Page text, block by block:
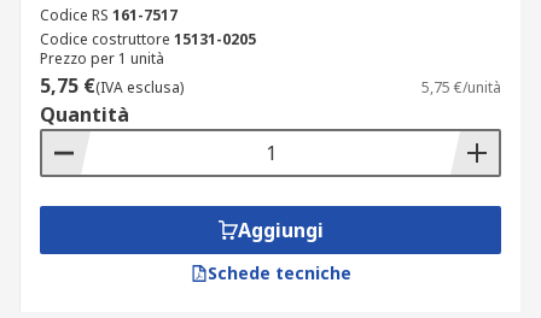
Codice RS 161-7517
Codice costruttore 15131-0205
Prezzo per 1 unità
5,75 €(IVA esclusa) 5,75 €/unità
Quantità
Aggiungi
Schede tecniche